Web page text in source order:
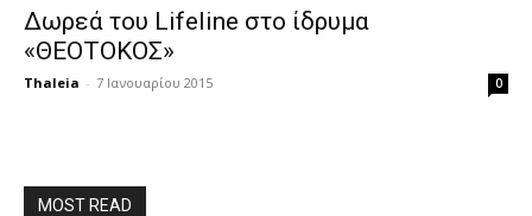
Δωρεά του Lifeline στο ίδρυμα
«ΘΕΟΤΟΚΟΣ»
Thaleia - 7 Ιανουαρίου 2015 0
MOST READ